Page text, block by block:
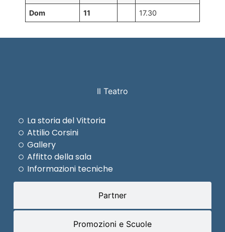
Dom 11 17.30
Il Teatro
Partner
Promozioni e Scuole
La storia del Vittoria
Attilio Corsini
Gallery
Affitto della sala
Informazioni tecniche